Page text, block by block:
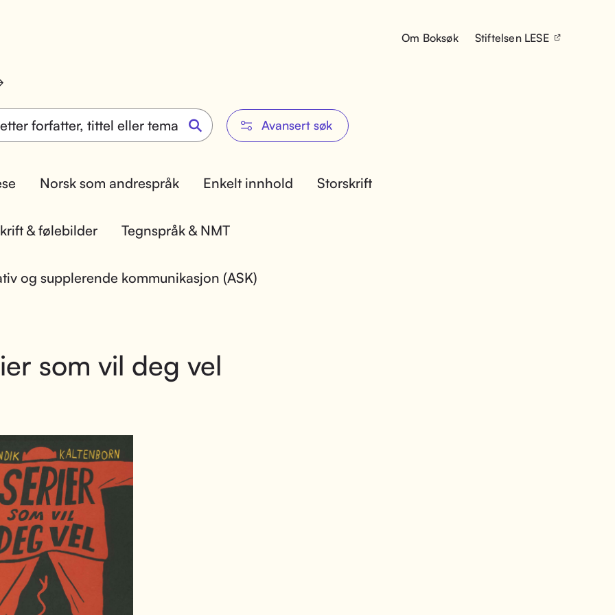
Om Boksøk Stiftelsen LESE
Avansert søk
Norsk som andrespråk Enkelt innhold Storskrift
& følebilder Tegnspråk & NMT
og supplerende kommunikasjon (ASK)
som vil deg vel